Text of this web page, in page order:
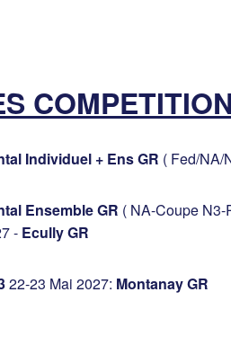
Individuel + Ens GR ( Fed/NA/
Ensemble GR ( NA-Coupe N3-
- Ecully GR
22-23 Mai 2027: Montanay GR